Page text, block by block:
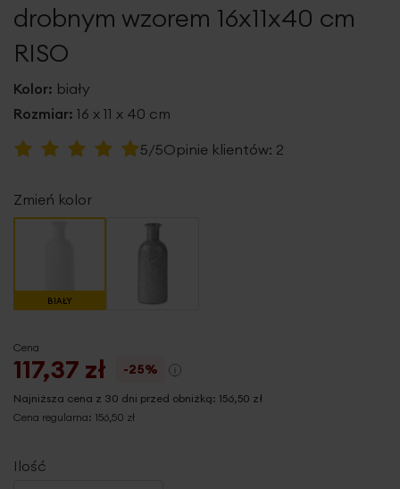
drobnym wzorem 16x11x40 cm
RISO
Kolor: biały
Rozmiar: 16 x 11 x 40 cm
Ocena:
5/5Opinie klientów: 2
Zmień kolor
BIAŁY
Ilość
Cena
117,37 zł -25%
Najniższa cena z 30 dni przed obniżką: 156,50 zł
Cena regularna: 156,50 zł